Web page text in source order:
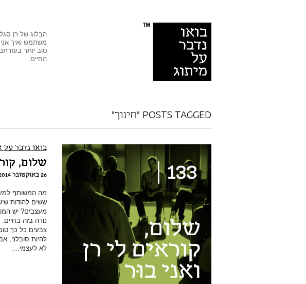
הבלוג של רן
משתמש ואיך
טוב יותר
החיים.
POSTS TAGGED "חינוך"
בואו נדבר על
שלום,
26 באוקטובר 2014
מה המשותף
ששים להודות
מעצבים? יש
נודה בזה
צבעים כל כך
להיות סובלני,
לא לעצמי....